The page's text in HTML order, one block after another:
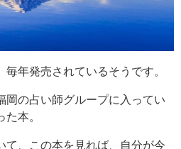
年発売されているそうです。
岡の占い師グループに入ってい
本。
て、この本を見れば、自分が今